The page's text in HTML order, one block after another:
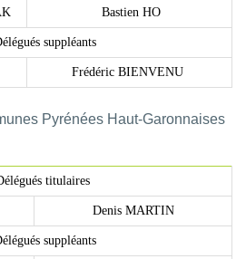
Bastien HO
suppléants
Frédéric BIENVENU
Pyrénées Haut-Garonnaises
titulaires
Denis MARTIN
suppléants